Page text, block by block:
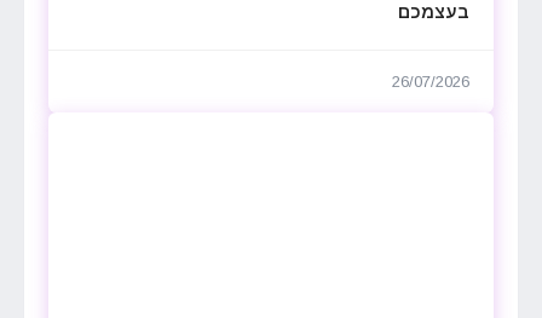
בעצמכם
26/07/2026